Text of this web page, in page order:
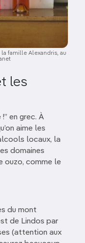
famille Alexandris, au
les
en grec. À
aime les
locaux, la
domaines
ouzo, comme le
du mont
de Lindos par
(attention aux